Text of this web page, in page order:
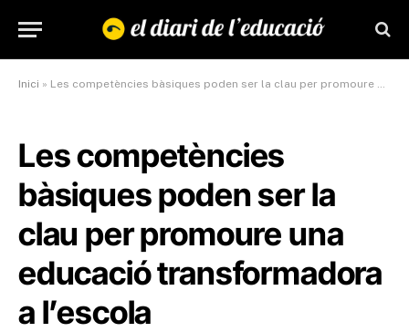
Inici » Les competències bàsiques poden ser la clau per promoure una educació transformadora a l’escola
Les competències
bàsiques poden ser la
clau per promoure una
educació transformadora
a l’escola